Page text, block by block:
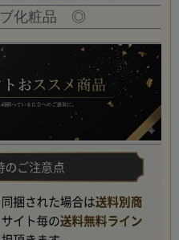
化粧品 ◎